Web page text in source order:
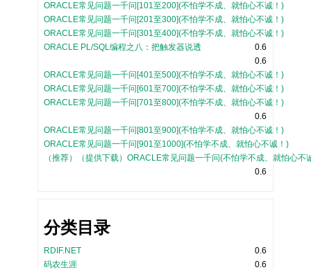
ORACLE常见问题一千问[101至200](不怕学不成、就怕心不诚！)
ORACLE常见问题一千问[201至300](不怕学不成、就怕心不诚！)
ORACLE常见问题一千问[301至400](不怕学不成、就怕心不诚！)
0.6
ORACLE PL/SQL编程之八：把触发器说透
0.6
ORACLE常见问题一千问[401至500](不怕学不成、就怕心不诚！)
ORACLE常见问题一千问[601至700](不怕学不成、就怕心不诚！)
ORACLE常见问题一千问[701至800](不怕学不成、就怕心不诚！)
0.6
ORACLE常见问题一千问[801至900](不怕学不成、就怕心不诚！)
ORACLE常见问题一千问[901至1000](不怕学不成、就怕心不诚！)
（推荐）（提供下载）ORACLE常见问题一千问(不怕学不成、就怕心不
0.6
分类目录
RDIF.NET
0.6
码农生涯
0.6